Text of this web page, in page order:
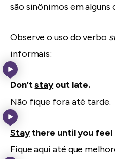
são sinônimos em alguns
Observe o uso do verbo
informais:
Don’tstayout late.
Não fique fora até tarde.
Staythere until you
Fique aqui até que